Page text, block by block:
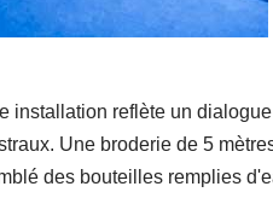
installation reflète un
Une broderie de 5
des bouteilles remplies